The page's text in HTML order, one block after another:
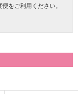
をご利用ください。